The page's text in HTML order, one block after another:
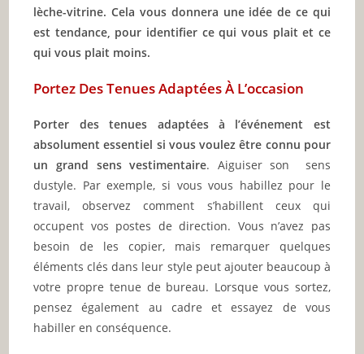
lèche-vitrine. Cela vous donnera une idée de ce qui
est tendance, pour identifier ce qui vous plait et ce
qui vous plait moins.
Portez Des Tenues Adaptées À L’occasion
Porter des tenues adaptées à l’événement est
absolument essentiel si vous voulez être connu pour
un grand sens vestimentaire. Aiguiser son sens
dustyle. Par exemple, si vous vous habillez pour le
travail, observez comment s’habillent ceux qui
occupent vos postes de direction. Vous n’avez pas
besoin de les copier, mais remarquer quelques
éléments clés dans leur style peut ajouter beaucoup à
votre propre tenue de bureau. Lorsque vous sortez,
pensez également au cadre et essayez de vous
habiller en conséquence.